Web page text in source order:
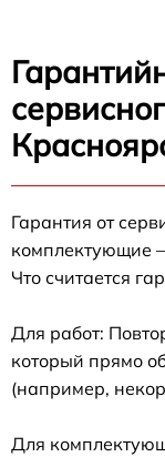
Гарантия от
комплектующие
Что считается
Для работ:
который прямо
(например,
Для